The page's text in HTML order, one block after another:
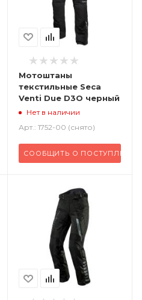
Мотоштаны
текстильные Seca
Venti Due D3O черный
Нет в наличии
Арт.: 1752-00 (снято)
СООБЩИТЬ О ПОСТУПЛЕНИИ